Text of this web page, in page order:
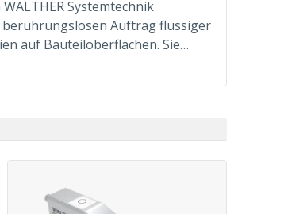
Systemtechnik
Auftrag flüssiger
auf Bauteiloberflächen. Sie…